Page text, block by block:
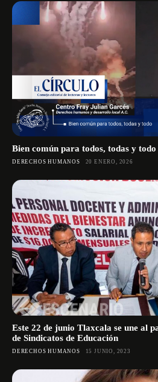
Bien común para todos, todas y todo
DERECHOS HUMANOS 20 ENERO, 2026
Este 22 de junio Tlaxcala se une al
de Sindicatos de Educación
DERECHOS HUMANOS 15 JUNIO, 2023